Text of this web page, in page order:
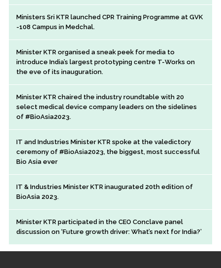
Ministers Sri KTR launched CPR Training Programme at GVK
-108 Campus in Medchal.
Minister KTR organised a sneak peek for media to
introduce India’s largest prototyping centre T-Works on
the eve of its inauguration.
Minister KTR chaired the industry roundtable with 20
select medical device company leaders on the sidelines
of #BioAsia2023.
IT and Industries Minister KTR spoke at the valedictory
ceremony of #BioAsia2023, the biggest, most successful
Bio Asia ever
IT & Industries Minister KTR inaugurated 20th edition of
BioAsia 2023.
Minister KTR participated in the CEO Conclave panel
discussion on ‘Future growth driver: What’s next for India?’